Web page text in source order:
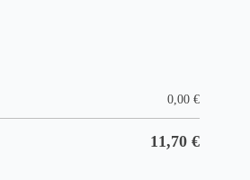
0,00€
11,70€